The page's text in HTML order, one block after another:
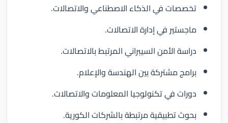
تخصصات في الذكاء الاصطناعي والاتصالات.
ماجستير في إدارة الاتصالات.
دراسة الأمن السيبراني المرتبط بالاتصالات.
برامج مشتركة بين الهندسة والإعلام.
دورات في تكنولوجيا المعلومات والاتصالات.
بحوث تطبيقية مرتبطة بالشركات الكورية.